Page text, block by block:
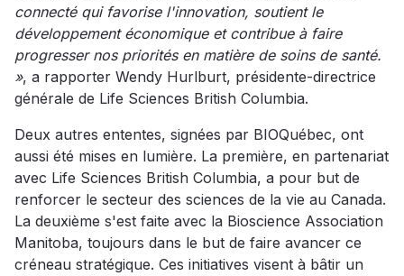
connecté qui favorise l'innovation, soutient le
développement économique et contribue à faire
progresser nos priorités en matière de soins de santé.
», a rapporter Wendy Hurlburt, présidente-directrice
générale de Life Sciences British Columbia.
Deux autres ententes, signées par BIOQuébec, ont
aussi été mises en lumière. La première, en partenariat
avec Life Sciences British Columbia, a pour but de
renforcer le secteur des sciences de la vie au Canada.
La deuxième s'est faite avec la Bioscience Association
Manitoba, toujours dans le but de faire avancer ce
créneau stratégique. Ces initiatives visent à bâtir un